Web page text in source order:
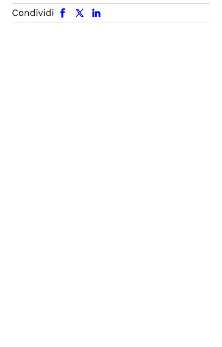
Condividi
facebook x.com linkedin